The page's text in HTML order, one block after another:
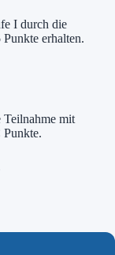
I durch die
erhalten.
Teilnahme mit